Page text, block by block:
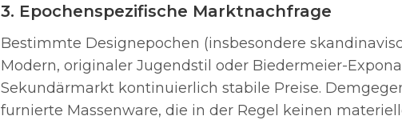
3. Epochenspezifische Marktnachfrage
Bestimmte Designepochen (insbesondere
Modern, originaler Jugendstil oder Biedermeier-
Sekundärmarkt kontinuierlich stabile Preise.
furnierte Massenware, die in der Regel keinen